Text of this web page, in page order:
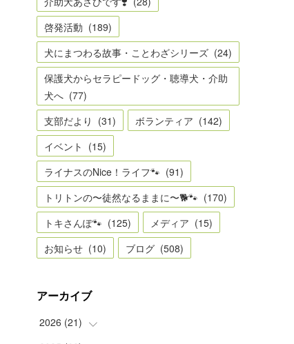
啓発活動 (189)
犬にまつわる故事・ことわざシリーズ (24)
保護犬からセラピードッグ・聴導犬・介助
犬へ (77)
支部だより (31) ボランティア (142)
イベント (15)
ライナスのNice！ライフ🐾 (91)
トリトンの〜徒然なるままに〜🐕🐾 (170)
トキさんぽ🐾 (125) メディア (15)
お知らせ (10) ブログ (508)
アーカイブ
2026 (21)